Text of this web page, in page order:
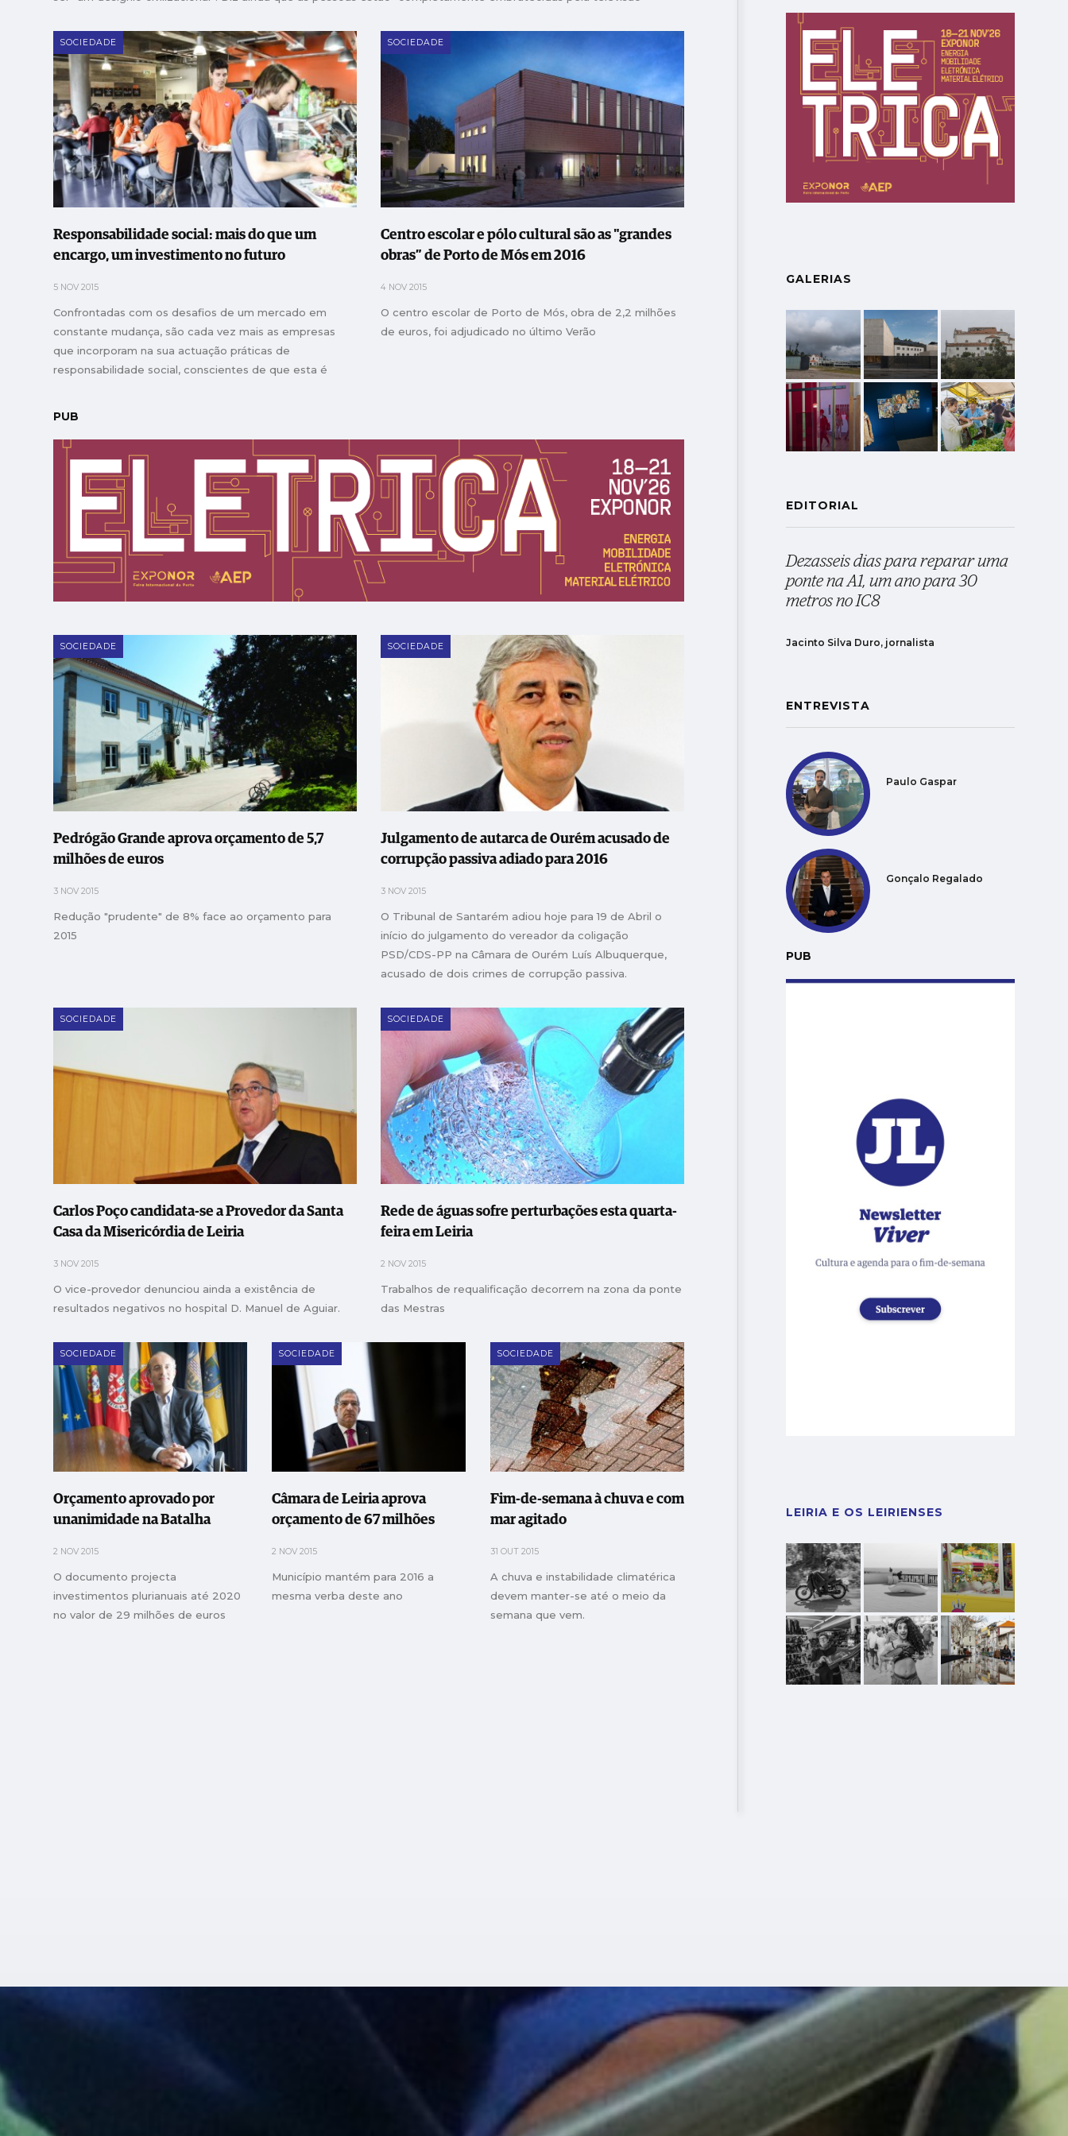
SOCIEDADE
Responsabilidade social: mais do que um
encargo, um investimento no futuro
5 NOV 2015
Confrontadas com os desafios de um mercado em
constante mudança, são cada vez mais as empresas
que incorporam na sua actuação práticas de
responsabilidade social, conscientes de que esta é
SOCIEDADE
Centro escolar e pólo cultural são as "grandes
obras” de Porto de Mós em 2016
4 NOV 2015
O centro escolar de Porto de Mós, obra de 2,2 milhões
de euros, foi adjudicado no último Verão
PUB
SOCIEDADE
Pedrógão Grande aprova orçamento de 5,7
milhões de euros
3 NOV 2015
Redução "prudente" de 8% face ao orçamento para
2015
SOCIEDADE
Julgamento de autarca de Ourém acusado de
corrupção passiva adiado para 2016
3 NOV 2015
O Tribunal de Santarém adiou hoje para 19 de Abril o
início do julgamento do vereador da coligação
PSD/CDS-PP na Câmara de Ourém Luís Albuquerque,
acusado de dois crimes de corrupção passiva.
SOCIEDADE
Carlos Poço candidata-se a Provedor da Santa
Casa da Misericórdia de Leiria
3 NOV 2015
O vice-provedor denunciou ainda a existência de
resultados negativos no hospital D. Manuel de Aguiar.
SOCIEDADE
Rede de águas sofre perturbações esta quarta-
feira em Leiria
2 NOV 2015
Trabalhos de requalificação decorrem na zona da ponte
das Mestras
SOCIEDADE
Orçamento aprovado por
unanimidade na Batalha
2 NOV 2015
O documento projecta
investimentos plurianuais até 2020
no valor de 29 milhões de euros
SOCIEDADE
Câmara de Leiria aprova
orçamento de 67 milhões
2 NOV 2015
Município mantém para 2016 a
mesma verba deste ano
SOCIEDADE
Fim-de-semana à chuva e com
mar agitado
31 OUT 2015
A chuva e instabilidade climatérica
devem manter-se até o meio da
semana que vem.
GALERIAS
EDITORIAL
Dezasseis dias para reparar uma
ponte na A1, um ano para 30
metros no IC8
Jacinto Silva Duro, jornalista
ENTREVISTA
Paulo Gaspar
Gonçalo Regalado
PUB
LEIRIA E OS LEIRIENSES